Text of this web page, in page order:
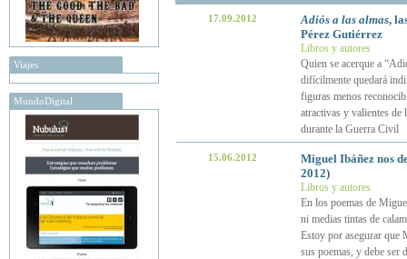
Viajes
MundoDigital
17.09.2012 Adiós a las almas,
Pérez Gutiérrez
Libros y autores
Quien se acerque a
difícilmente quedará
figuras menos
atractivas y valientes de
durante la Guerra Civil
15.06.2012
Miguel Ibáñez nos
2012)
Libros y autores
En los poemas de
ni medias tintas de
Estoy por asegurar que
sus poemas, y debe ser